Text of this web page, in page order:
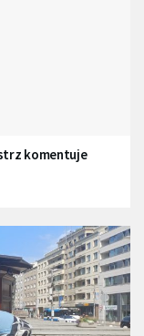
komentuje